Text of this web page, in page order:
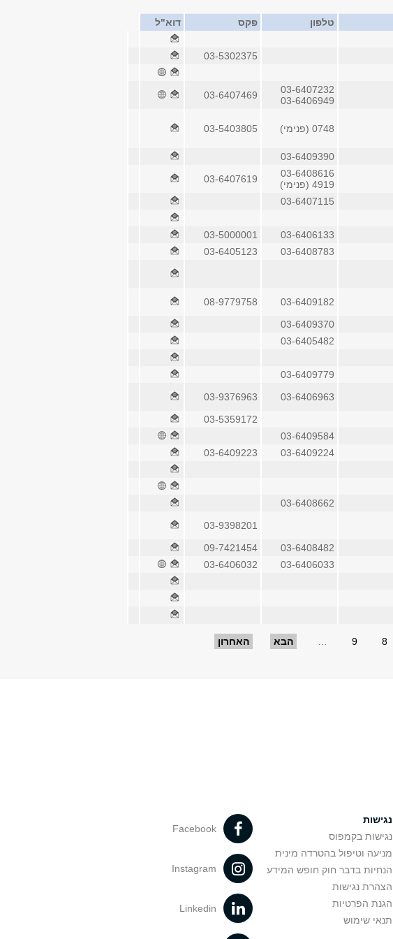
טלפון פקס
דוא"ל
03-5302375
03-6407232
03-6406949
03-6407469
0748 (פנימי) 03-5403805
03-6409390
03-6408616
4919 (פנימי)
03-6407619
03-6407115
03-6406133
03-5000001
03-6408783
03-6405123
03-6409182
08-9779758
03-6409370
03-6405482
03-6409779
03-6406963
03-9376963
03-5359172
03-6409584
03-6409224
03-6409223
03-6408662
03-9398201
03-6408482
09-7421454
03-6406033
03-6406032
8
9 הבא האחרון
נגישות
נגישות בקמפוס
מניעה וטיפול בהטרדה מינית
הנחיות בדבר חוק חופש המידע
הצהרת נגישות
הגנת הפרטיות
תנאי שימוש
Facebook
Instagram
Linkedin